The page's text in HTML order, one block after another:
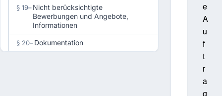
§ 19–Nicht berücksichtigte
Bewerbungen und Angebote,
Informationen
§ 20–Dokumentation
e
A
u
f
t
r
a
g